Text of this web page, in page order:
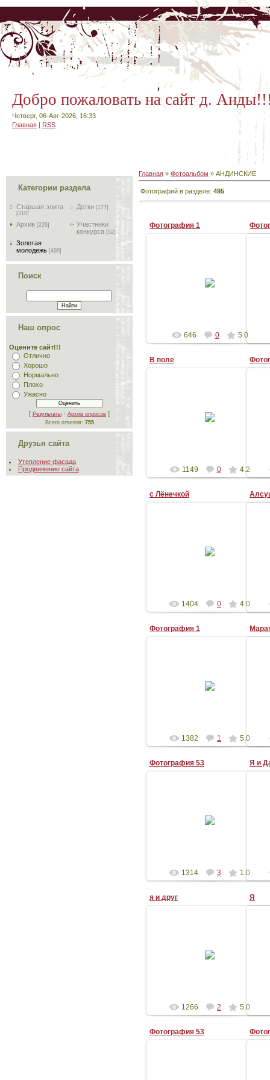
Добро пожаловать на сайт д.
Четверг, 06-Авг-2026, 16:33
Главная | RSS
Категории раздела
Старшая элита
[210]
Детки [177]
Архив [226]
Участники
конкурса [52]
Золотая
молодежь [499]
Поиск
Наш опрос
Оцените сайт!!!
Отлично
Хорошо
Нормально
Плохо
Ужасно
[ Результаты · Архив опросов ]
Всего ответов: 755
Друзья сайта
Утепление фасада
Продвижение сайта
Главная » Фотоальбом » АНДИНСКИЕ
Фотографий в разделе: 495
Фотография 1
альбина
646 0 5.0
В поле
1149 0 4.2
с Лёнечкой
1404 0 4.0
Фотография 1
1382 1 5.0
Фотография 53
Я и Диляра...))))
1314 3 1.0
Я и
я и друг
я справа
1266 2 5.0
Я
Фотография 53